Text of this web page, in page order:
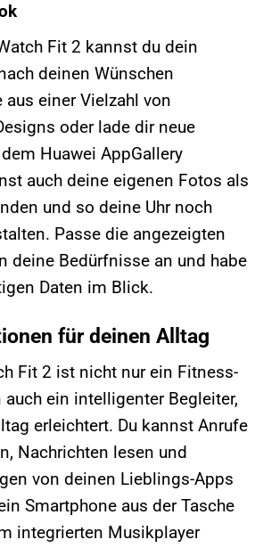
Fit 2 kannst du dein
deinen Wünschen
aus einer Vielzahl von
oder lade dir neue
Huawei AppGallery
auch deine eigenen Fotos als
und so deine Uhr noch
Passe die angezeigten
deine Bedürfnisse an und habe
Daten im Blick.
für deinen Alltag
Fit 2 ist nicht nur ein Fitness-
auch ein intelligenter Begleiter,
erleichtert. Du kannst Anrufe
Nachrichten lesen und
von deinen Lieblings-Apps
Smartphone aus der Tasche
integrierten Musikplayer